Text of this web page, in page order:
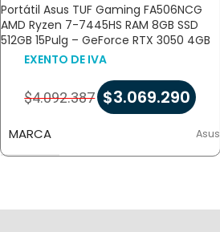
Portátil Asus TUF Gaming FA506NCG
AMD Ryzen 7-7445HS RAM 8GB SSD
512GB 15Pulg – GeForce RTX 3050 4GB
EXENTO DE IVA
$4.092.387 $3.069.290
MARCA Asus